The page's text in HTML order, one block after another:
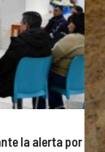
la alerta por